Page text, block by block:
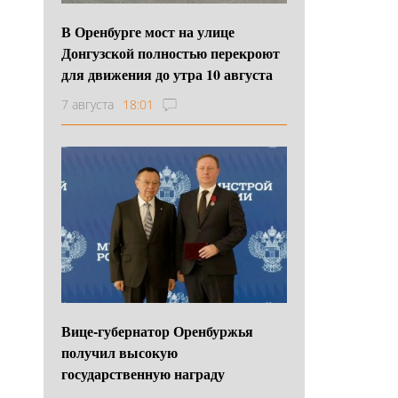
В Оренбурге мост на улице
Донгузской полностью перекроют
для движения до утра 10 августа
7 августа 18:01
Вице-губернатор Оренбуржья
получил высокую
государственную награду